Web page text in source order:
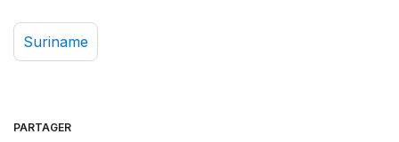
Suriname
PARTAGER